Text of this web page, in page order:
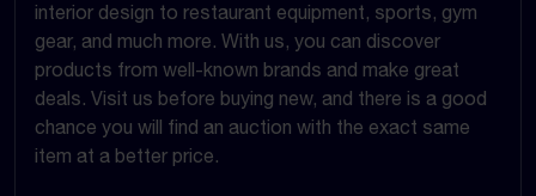
interior design to restaurant equipment, sports, gym
gear, and much more. With us, you can discover
products from well-known brands and make great
deals. Visit us before buying new, and there is a good
chance you will find an auction with the exact same
item at a better price.